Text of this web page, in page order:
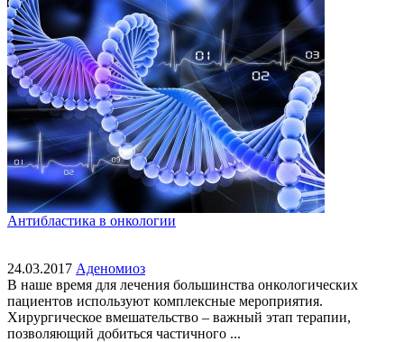
Антибластика в онкологии
24.03.2017 Аденомиоз
В наше время для лечения большинства онкологических
пациентов используют комплексные мероприятия.
Хирургическое вмешательство – важный этап терапии,
позволяющий добиться частичного ...